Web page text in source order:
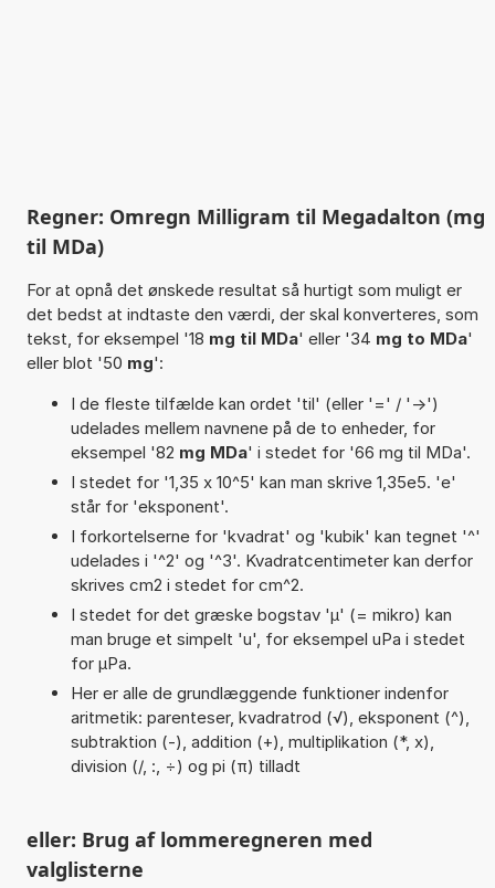
Regner: Omregn Milligram til Megadalton (mg
til MDa)
For at opnå det ønskede resultat så hurtigt som muligt er
det bedst at indtaste den værdi, der skal konverteres, som
tekst, for eksempel '18 mg til MDa' eller '34 mg to MDa'
eller blot '50 mg':
I de fleste tilfælde kan ordet 'til' (eller '=' / '->')
udelades mellem navnene på de to enheder, for
eksempel '82 mg MDa' i stedet for '66 mg til MDa'.
I stedet for '1,35 x 10^5' kan man skrive 1,35e5. 'e'
står for 'eksponent'.
I forkortelserne for 'kvadrat' og 'kubik' kan tegnet '^'
udelades i '^2' og '^3'. Kvadratcentimeter kan derfor
skrives cm2 i stedet for cm^2.
I stedet for det græske bogstav 'µ' (= mikro) kan
man bruge et simpelt 'u', for eksempel uPa i stedet
for µPa.
Her er alle de grundlæggende funktioner indenfor
aritmetik: parenteser, kvadratrod (√), eksponent (^),
subtraktion (-), addition (+), multiplikation (*, x),
division (/, :, ÷) og pi (π) tilladt
eller: Brug af lommeregneren med
valglisterne